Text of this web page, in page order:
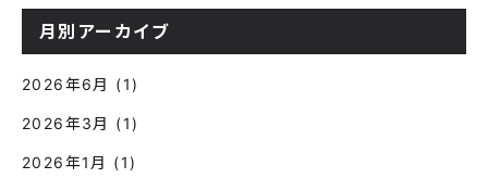
月別アーカイブ
2026年6月 (1)
2026年3月 (1)
2026年1月 (1)